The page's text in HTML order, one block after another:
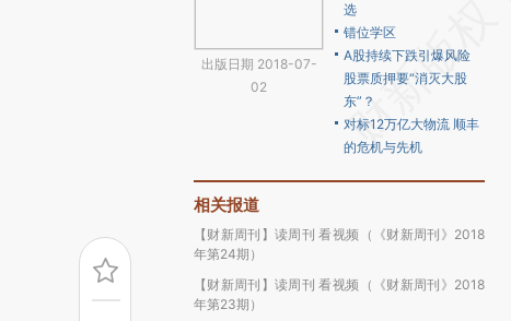
出版日期 2018-07-
02
选
错位学区
A股持续下跌引爆风险
股票质押要“消灭大股
东”？
对标12万亿大物流 顺丰
的危机与先机
相关报道
【财新周刊】读周刊 看视频（《财新周刊》2018
年第24期）
【财新周刊】读周刊 看视频（《财新周刊》2018
年第23期）